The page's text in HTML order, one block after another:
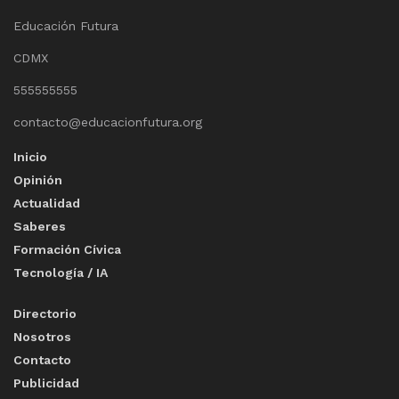
Educación Futura
CDMX
555555555
contacto@educacionfutura.org
Inicio
Opinión
Actualidad
Saberes
Formación Cívica
Tecnología / IA
Directorio
Nosotros
Contacto
Publicidad